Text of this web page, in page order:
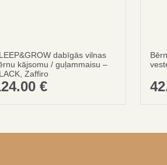
dabīgās vilnas
kājsomu / guļammaisu –
Zaffiro
€